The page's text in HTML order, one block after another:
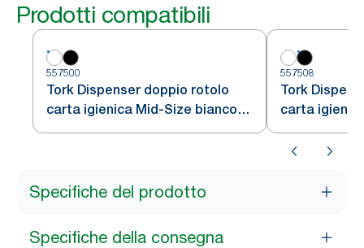
Prodotti compatibili
557500
Tork Dispenser doppio rotolo
carta igienica Mid-Size bianco
T6
557508
Tork
carta
Specifiche del prodotto
Specifiche della consegna